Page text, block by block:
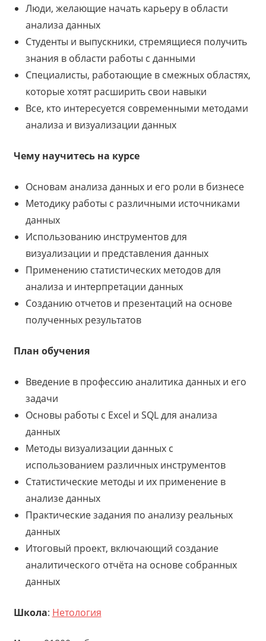
Люди, желающие начать карьеру в области
анализа данных
Студенты и выпускники, стремящиеся получить
знания в области работы с данными
Специалисты, работающие в смежных областях,
которые хотят расширить свои навыки
Все, кто интересуется современными методами
анализа и визуализации данных
Чему научитесь на курсе
Основам анализа данных и его роли в бизнесе
Методику работы с различными источниками
данных
Использованию инструментов для
визуализации и представления данных
Применению статистических методов для
анализа и интерпретации данных
Созданию отчетов и презентаций на основе
полученных результатов
План обучения
Введение в профессию аналитика данных и его
задачи
Основы работы с Excel и SQL для анализа
данных
Методы визуализации данных с
использованием различных инструментов
Статистические методы и их применение в
анализе данных
Практические задания по анализу реальных
данных
Итоговый проект, включающий создание
аналитического отчёта на основе собранных
данных
Школа: Нетология